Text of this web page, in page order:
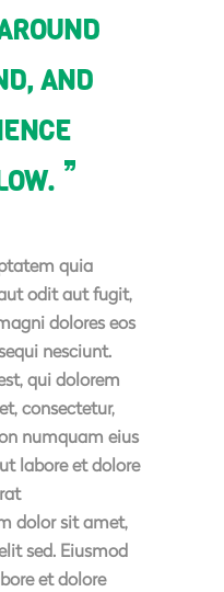
AND
quia
odit aut fugit,
dolores eos
nesciunt.
qui dolorem
consectetur,
numquam eius
labore et dolore
dolor sit amet,
sed. Eiusmod
et dolore